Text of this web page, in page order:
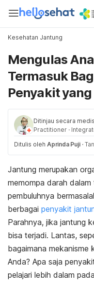
Kesehatan Jantung
Mengulas
Termasuk
Penyakit
Ditinjau secara
Practitioner ·
Ditulis oleh Aprinda Puji ·
Jantung merupakan
memompa darah
pembuluhnya
berbagai penyakit
Parahnya, jika jantung
bisa terjadi. Lantas,
bagaimana mekanisme
Anda? Apa saja
pelajari lebih dalam